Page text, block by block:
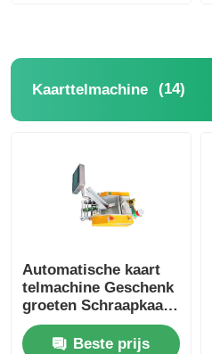
Kaarttelmachine (14)
Automatische kaart
telmachine Geschenk
groeten Schraapkaart
Voeding Kussen
Verpakkingsmachine
Beste prijs